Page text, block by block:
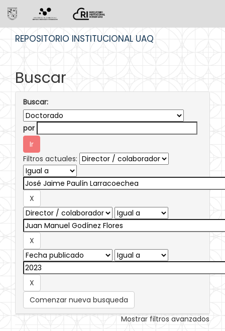
REPOSITORIO INSTITUCIONAL UAQ
Buscar
Buscar:
por
Filtros actuales:
Comenzar nueva busqueda
Mostrar filtros avanzados